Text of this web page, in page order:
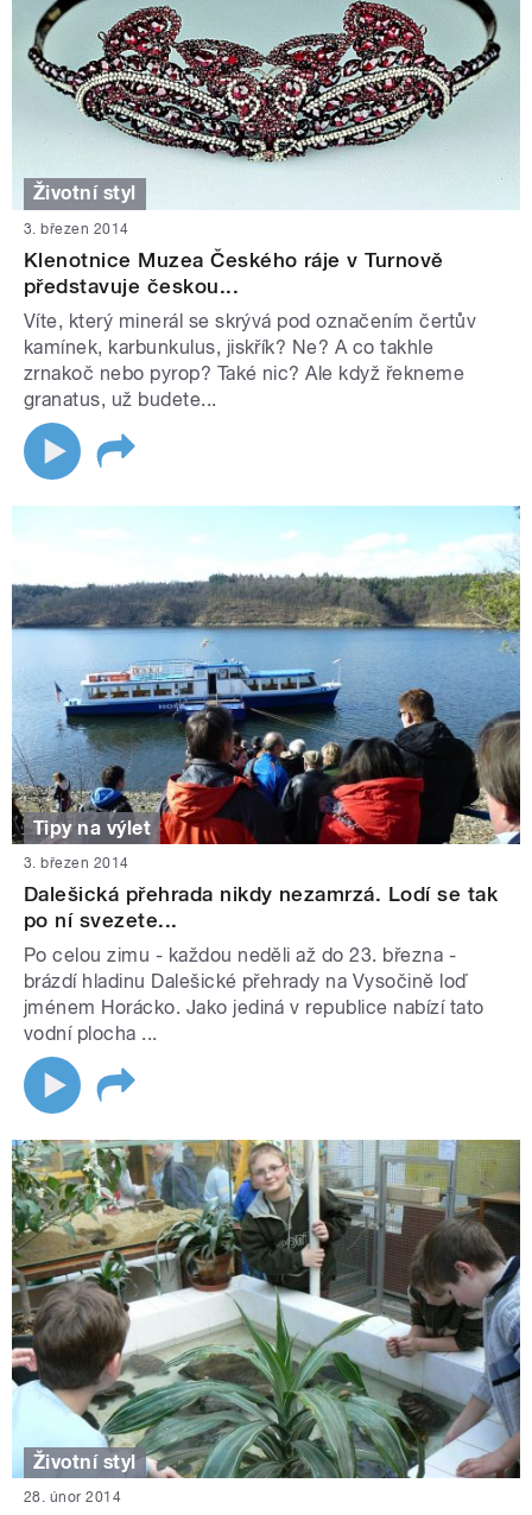
Životní styl
3. březen 2014
Klenotnice Muzea Českého ráje v Turnově
představuje českou...
Víte, který minerál se skrývá pod označením čertův
kamínek, karbunkulus, jiskřík? Ne? A co takhle
zrnakoč nebo pyrop? Také nic? Ale když řekneme
granatus, už budete...
Tipy na výlet
3. březen 2014
Dalešická přehrada nikdy nezamrzá. Lodí se tak
po ní svezete...
Po celou zimu - každou neděli až do 23. března -
brázdí hladinu Dalešické přehrady na Vysočině loď
jménem Horácko. Jako jediná v republice nabízí tato
vodní plocha ...
Životní styl
28. únor 2014